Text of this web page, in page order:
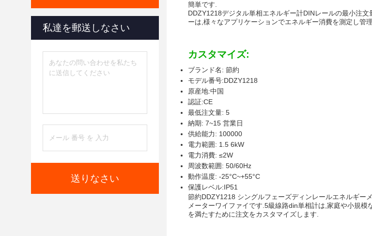
私達を郵送しなさい
送りなさい
簡単です.
DDZY1218デジタル単相エネルギー計DINレールの最小注
ーは,様々なアプリケーションでエネルギー消費を測定し管
カスタマイズ:
ブランド名: 節約
モデル番号:DDZY1218
原産地:中国
認証:CE
最低注文量: 5
納期: 7~15 営業日
供給能力: 100000
電力範囲: 1.5 6kW
電力消費: ≤2W
周波数範囲: 50/60Hz
動作温度: -25°C~+55°C
保護レベル:IP51
節約DDZY1218 シングルフェーズディンレールエネルギー
メーターワイファイです.5級線路din単相計は,家庭や小規
を満たすために注文をカスタマイズします.